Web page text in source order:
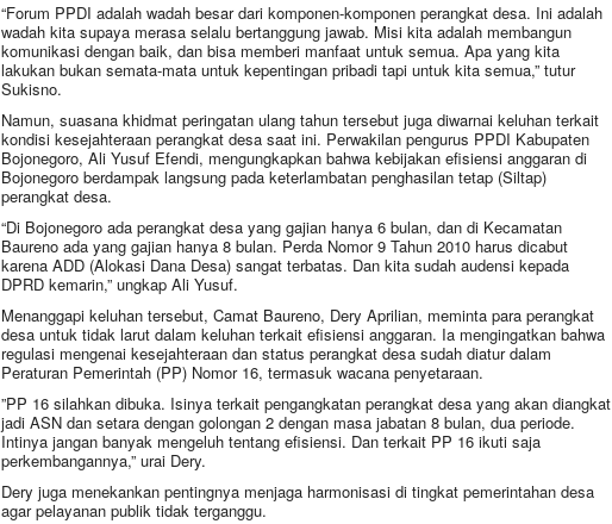
“Forum PPDI adalah wadah besar dari komponen-komponen perangkat desa. Ini adalah
wadah kita supaya merasa selalu bertanggung jawab. Misi kita adalah membangun
komunikasi dengan baik, dan bisa memberi manfaat untuk semua. Apa yang kita
lakukan bukan semata-mata untuk kepentingan pribadi tapi untuk kita semua,” tutur
Sukisno.
Namun, suasana khidmat peringatan ulang tahun tersebut juga diwarnai keluhan terkait
kondisi kesejahteraan perangkat desa saat ini. Perwakilan pengurus PPDI Kabupaten
Bojonegoro, Ali Yusuf Efendi, mengungkapkan bahwa kebijakan efisiensi anggaran di
Bojonegoro berdampak langsung pada keterlambatan penghasilan tetap (Siltap)
perangkat desa.
“Di Bojonegoro ada perangkat desa yang gajian hanya 6 bulan, dan di Kecamatan
Baureno ada yang gajian hanya 8 bulan. Perda Nomor 9 Tahun 2010 harus dicabut
karena ADD (Alokasi Dana Desa) sangat terbatas. Dan kita sudah audensi kepada
DPRD kemarin,” ungkap Ali Yusuf.
Menanggapi keluhan tersebut, Camat Baureno, Dery Aprilian, meminta para perangkat
desa untuk tidak larut dalam keluhan terkait efisiensi anggaran. Ia mengingatkan bahwa
regulasi mengenai kesejahteraan dan status perangkat desa sudah diatur dalam
Peraturan Pemerintah (PP) Nomor 16, termasuk wacana penyetaraan.
”PP 16 silahkan dibuka. Isinya terkait pengangkatan perangkat desa yang akan diangkat
jadi ASN dan setara dengan golongan 2 dengan masa jabatan 8 bulan, dua periode.
Intinya jangan banyak mengeluh tentang efisiensi. Dan terkait PP 16 ikuti saja
perkembangannya,” urai Dery.
Dery juga menekankan pentingnya menjaga harmonisasi di tingkat pemerintahan desa
agar pelayanan publik tidak terganggu.